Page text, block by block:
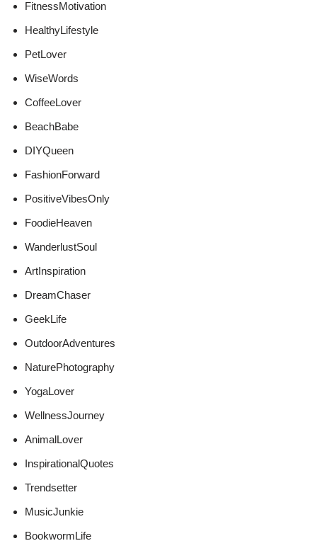
FitnessMotivation
HealthyLifestyle
PetLover
WiseWords
CoffeeLover
BeachBabe
DIYQueen
FashionForward
PositiveVibesOnly
FoodieHeaven
WanderlustSoul
ArtInspiration
DreamChaser
GeekLife
OutdoorAdventures
NaturePhotography
YogaLover
WellnessJourney
AnimalLover
InspirationalQuotes
Trendsetter
MusicJunkie
BookwormLife